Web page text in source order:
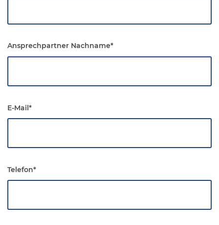
Ansprechpartner Nachname*
E-Mail*
Telefon*